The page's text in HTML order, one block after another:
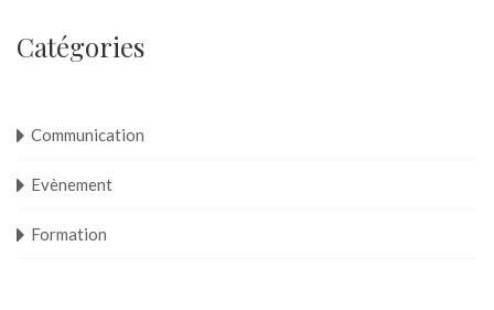
Catégories
Communication
Evènement
Formation